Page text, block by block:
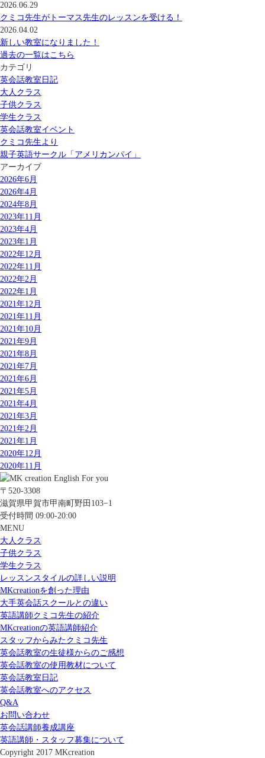
2026.06.29
クミコ先生がトーマス先生のレッスンを受ける！
2026.04.02
新しい教室になりました！
過去の一覧はこちら
カテゴリ
英会話教室日記
大人クラス
子供クラス
学生クラス
英会話教室イベント
クミコ先生より
親子英語サークル「アメリカンパイ」
アーカイブ
2026年6月
2026年4月
2024年8月
2023年11月
2023年4月
2023年1月
2022年12月
2022年11月
2022年2月
2022年1月
2021年12月
2021年11月
2021年10月
2021年9月
2021年8月
2021年7月
2021年6月
2021年5月
2021年4月
2021年3月
2021年2月
2021年1月
2020年12月
2020年11月
〒520-3308
滋賀県甲賀市甲南町野田103−1
受付時間 09:00-20:00
MENU
大人クラス
子供クラス
学生クラス
レッスンスタイルの詳しい説明
MKcreationを創った理由
大手英会話スクールとの違い
英語講師クミコ先生の紹介
MKcreationの英語講師紹介
スタッフからみたクミコ先生
英会話教室の生徒様からのご感想
英会話教室の使用教材について
英会話教室日記
英会話教室へのアクセス
Q&A
お問い合わせ
英会話講師養成講座
英語講師・スタッフ募集について
Copyright 2017 MKcreation